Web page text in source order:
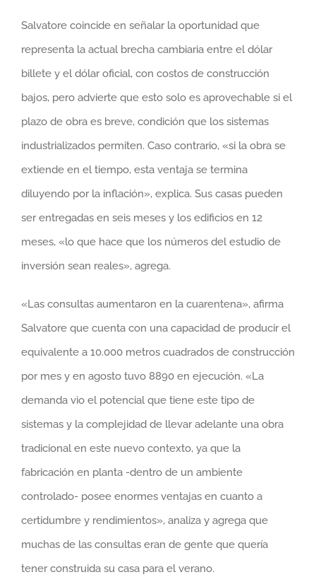
Salvatore coincide en señalar la oportunidad que
representa la actual brecha cambiaria entre el dólar
billete y el dólar oficial, con costos de construcción
bajos, pero advierte que esto solo es aprovechable si el
plazo de obra es breve, condición que los sistemas
industrializados permiten. Caso contrario, «si la obra se
extiende en el tiempo, esta ventaja se termina
diluyendo por la inflación», explica. Sus casas pueden
ser entregadas en seis meses y los edificios en 12
meses, «lo que hace que los números del estudio de
inversión sean reales», agrega.
«Las consultas aumentaron en la cuarentena», afirma
Salvatore que cuenta con una capacidad de producir el
equivalente a 10.000 metros cuadrados de construcción
por mes y en agosto tuvo 8890 en ejecución. «La
demanda vio el potencial que tiene este tipo de
sistemas y la complejidad de llevar adelante una obra
tradicional en este nuevo contexto, ya que la
fabricación en planta -dentro de un ambiente
controlado- posee enormes ventajas en cuanto a
certidumbre y rendimientos», analiza y agrega que
muchas de las consultas eran de gente que quería
tener construida su casa para el verano.